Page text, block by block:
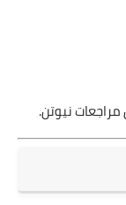
نيوتن.